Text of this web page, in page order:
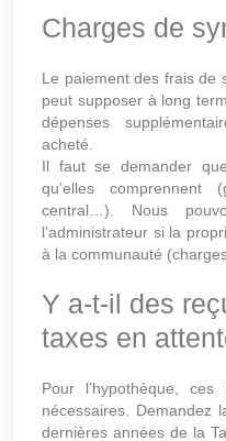
Charges de
Le paiement des frais de
peut supposer à long
dépenses
acheté.
Il faut se demander
qu’elles comprennent
central…). Nous
l’administrateur si la
à la communauté
Y a-t-il des
taxes en
Pour l’hypothèque,
nécessaires. Demandez
dernières années de la